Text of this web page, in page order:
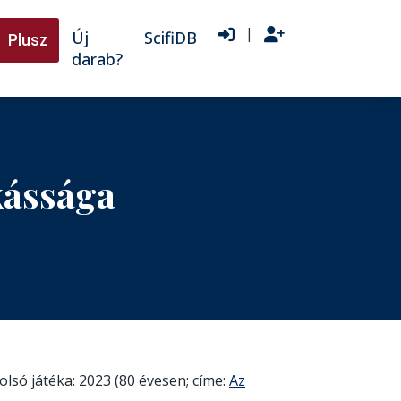
Plusz
Új
darab?
ScifiDB |
játéka: 2023 (80 évesen; címe: Az